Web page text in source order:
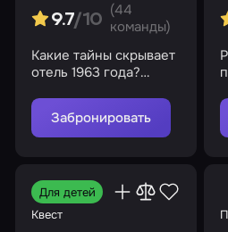
9.7/10
(44
команды)
Какие тайны скрывает
отель 1963 года?
сбежать или станете
очередными
жертвами?
Забронировать
Для детей
Квест